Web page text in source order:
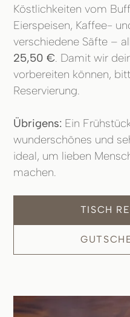
Köstlichkeiten vom
Eierspeisen, Kaffee-
verschiedene Säfte –
25,50 €. Damit wir
vorbereiten können,
Reservierung.
Übrigens: Ein
wunderschönes und
ideal, um lieben
machen.
TISCH